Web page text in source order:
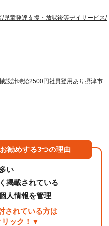
児童発達支援・放課後等デイサービス/
設計時給2500円社員登用あり摂津市
勧めする3つの理由
い
掲載されている
人情報を管理
されている方は
リック！▼